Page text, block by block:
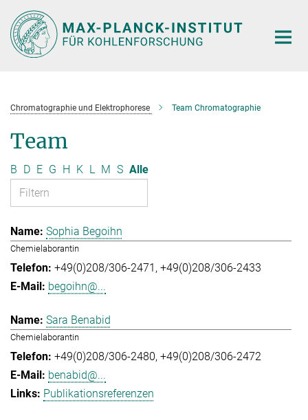
Hauptinhalt
Chromatographie und Elektrophorese Team Chromatographie
Team
B D E G H K L M S Alle
Sophia Begoihn
Chemielaborantin
+49(0)208/306-2471 +49(0)208/306-2433
begoihn@...
Sara Benabid
Chemielaborantin
+49(0)208/306-2480 +49(0)208/306-2472
benabid@...
Publikationsreferenzen